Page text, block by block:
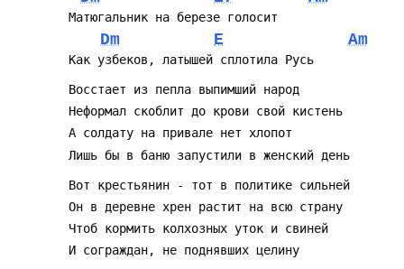
		Матюгальник на березе голосит
Dm E Am
		Как узбеков, латышей сплотила Русь
		Восстает из пепла выпимший народ
		Неформал скоблит до крови свой кистень
		А солдату на привале нет хлопот
		Лишь бы в баню запустили в женский день
		Вот крестьянин - тот в политике сильней
		Он в деревне хрен растит на всю страну
		Чтоб кормить колхозных уток и свиней
		И сограждан, не поднявших целину